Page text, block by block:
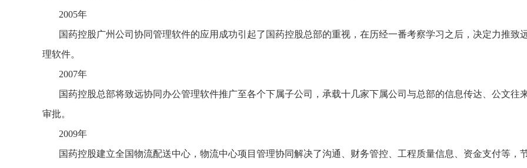
2005年
国药控股广州公司协同管理软件的应用成功引起了国药控股总部的重视，在历经一番考察学习之后，决定力推致
理软件。
2007年
国药控股总部将致远协同办公管理软件推广至各个下属子公司，承载十几家下属公司与总部的信息传达、公文往
审批。
2009年
国药控股建立全国物流配送中心，物流中心项目管理协同解决了沟通、财务管控、工程质量信息、资金支付等，